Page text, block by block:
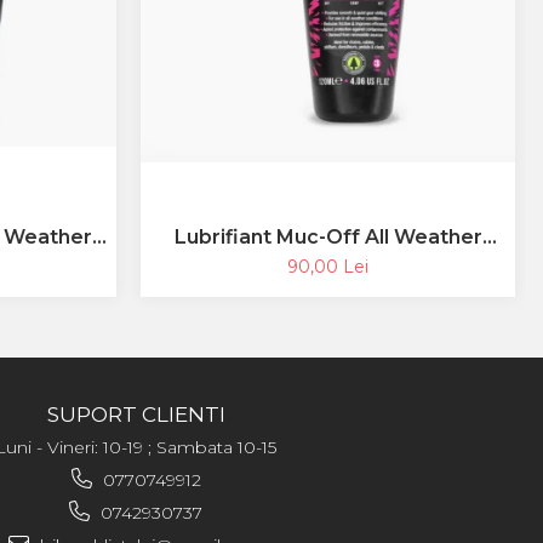
Lubrifiant Muc-Off All Weather
Lube 120ml
90,00 Lei
SUPORT CLIENTI
- Vineri: 10-19 ; Sambata 10-15
0770749912
0742930737